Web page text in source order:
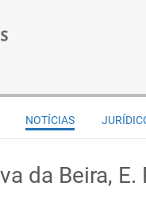
NOTÍCIAS
da Beira, E.